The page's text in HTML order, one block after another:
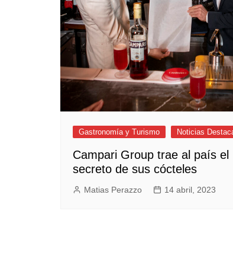
Negocios
Gastronomía y Turismo Noticias
Campari Group trae al país el
secreto de sus cócteles
Matias Perazzo 14 abril, 2023